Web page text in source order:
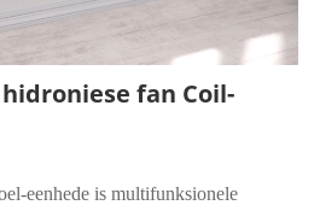
fan Coil-
eenhede is multifunksionele